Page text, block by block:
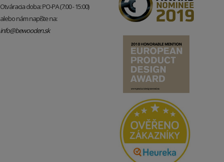
Otváracia doba: PO-PA (7:00 - 15:00)
alebo nám napíšte na:
info@bewooden.sk